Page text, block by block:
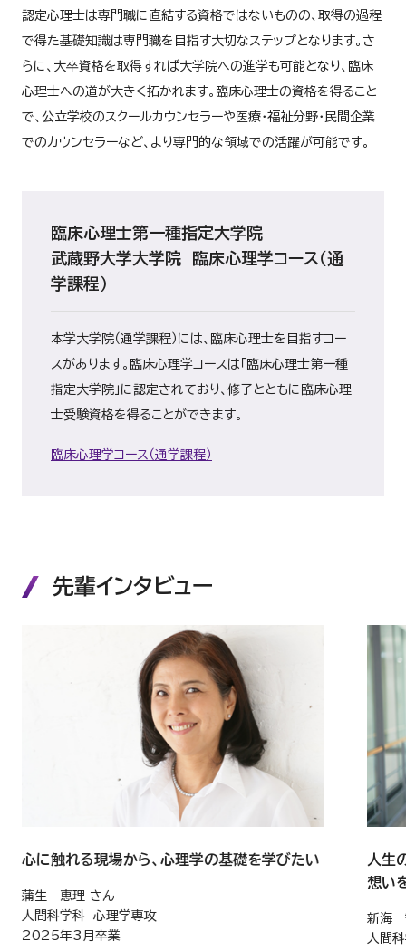
認定心理士は専門職に直結する資格ではないものの、取得の過程
で得た基礎知識は専門職を目指す大切なステップとなります。さ
らに、大卒資格を取得すれば大学院への進学も可能となり、臨床
心理士への道が大きく拓かれます。臨床心理士の資格を得ること
で、公立学校のスクールカウンセラーや医療・福祉分野・民間企業
でのカウンセラーなど、より専門的な領域での活躍が可能です。
臨床心理士第一種指定大学院
武蔵野大学大学院 臨床心理学コース（通
学課程）
本学大学院（通学課程）には、臨床心理士を目指すコー
スがあります。臨床心理学コースは「臨床心理士第一種
指定大学院」に認定されており、修了とともに臨床心理
士受験資格を得ることができます。
臨床心理学コース（通学課程）
先輩インタビュー
心に触れる現場から、心理学の基礎を学びたい
蒲生 恵理 さん
人間科学科 心理学専攻
2025年3月卒業
人生
想い
新海
人間